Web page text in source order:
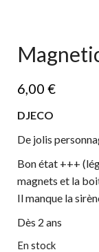
6,00 €
DJECO
De jolis
Bon état +++
magnets et la
Il manque la
Dès 2 ans
En stock